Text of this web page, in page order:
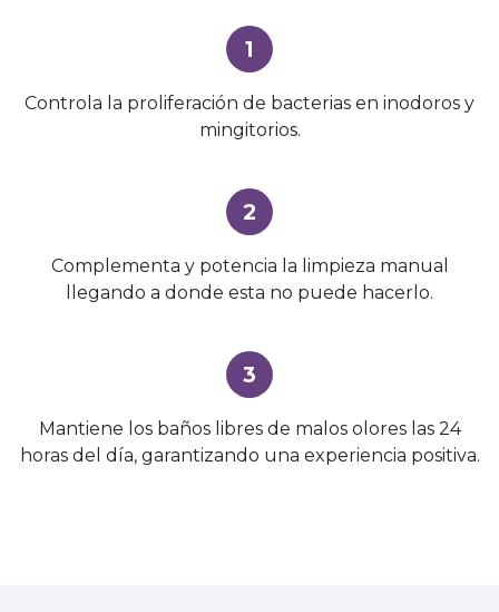
1
Controla la proliferación de bacterias en inodoros y
mingitorios.
2
Complementa y potencia la limpieza manual
llegando a donde esta no puede hacerlo.
3
Mantiene los baños libres de malos olores las 24
horas del día, garantizando una experiencia positiva.